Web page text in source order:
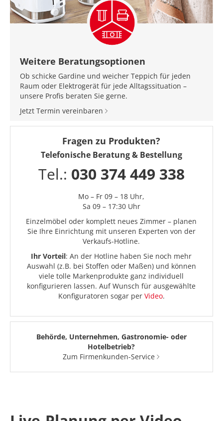
Weitere Beratungsoptionen
Ob schicke Gardine und weicher Teppich für jeden
Raum oder Elektrogerät für jede Alltagssituation –
unsere Profis beraten Sie gerne.
Jetzt Termin vereinbaren
Fragen zu Produkten?
Telefonische Beratung & Bestellung
Tel.: 030 374 449 338
Mo – Fr 09 – 18 Uhr,
Sa 09 – 17:30 Uhr
Einzelmöbel oder komplett neues Zimmer – planen
Sie Ihre Einrichtung mit unseren Experten von der
Verkaufs-Hotline.
Ihr Vorteil: An der Hotline haben Sie noch mehr
Auswahl (z.B. bei Stoffen oder Maßen) und können
viele tolle Markenprodukte ganz individuell
konfigurieren lassen. Auf Wunsch für ausgewählte
Konfiguratoren sogar per Video.
Behörde, Unternehmen, Gastronomie- oder
Hotelbetrieb?
Zum Firmenkunden-Service